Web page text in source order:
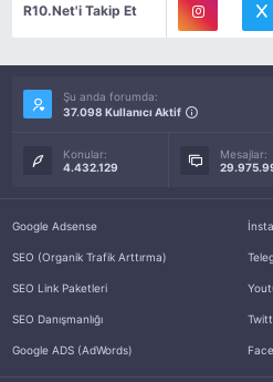
R10.Net'i Takip Et
Şu anda forumda:
37.098 Kullanıcı Aktif
Konular:
4.432.129
Mesajlar:
Google Adsense
SEO (Organik Trafik Arttırma)
SEO Link Paketleri
SEO Danışmanlığı
Google ADS (AdWords)